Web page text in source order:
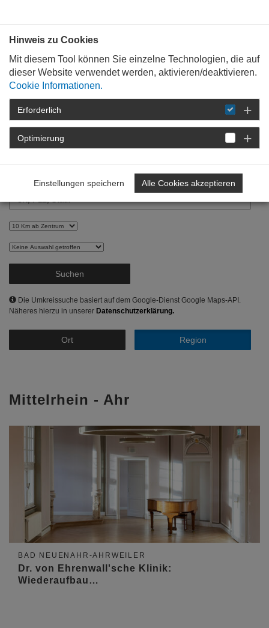
STARTSEITE
ARCHIV
TAG DER ARCHITEKTUR
2025
Suchen
Die Umkreissuche basiert auf dem Google-Dienst Google Maps-API.
Näheres hierzu in unserer Datenschutzerklärung.
Ort Region
Mittelrhein - Ahr
BAD NEUENAHR-AHRWEILER
Dr. von Ehrenwall'sche Klinik:
Wiederaufbau…
Hinweis zu Cookies
Mit diesem Tool können Sie einzelne Technologien, die auf
dieser Website verwendet werden, aktivieren/deaktivieren.
Cookie Informationen.
Erforderlich
Optimierung
Einstellungen speichern Alle Cookies akzeptieren